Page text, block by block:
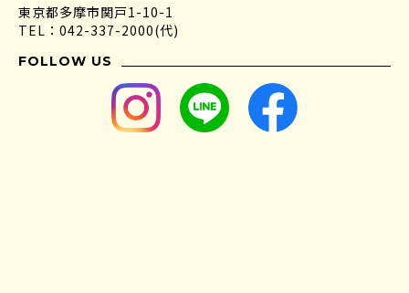
東京都多摩市関戸1-10-1
TEL：042-337-2000(代)
FOLLOW US